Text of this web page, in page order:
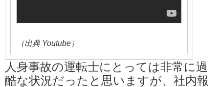
（出典 Youtube）
人身事故の運転士にとっては非常に過
酷な状況だったと思いますが、社内報